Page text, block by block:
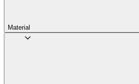
Material